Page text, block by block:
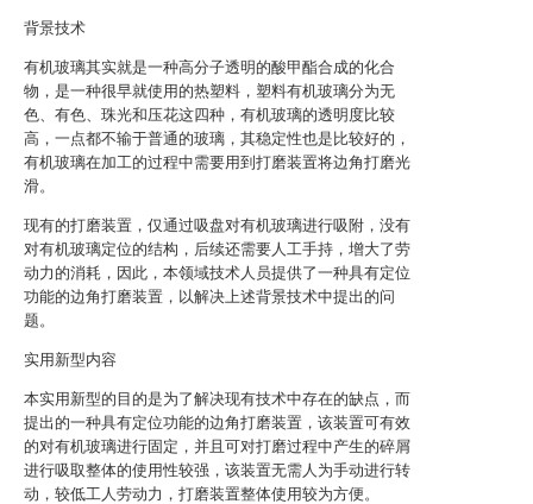
背景技术
有机玻璃其实就是一种高分子透明的酸甲酯合成的化合
物，是一种很早就使用的热塑料，塑料有机玻璃分为无
色、有色、珠光和压花这四种，有机玻璃的透明度比较
高，一点都不输于普通的玻璃，其稳定性也是比较好的，
有机玻璃在加工的过程中需要用到打磨装置将边角打磨光
滑。
现有的打磨装置，仅通过吸盘对有机玻璃进行吸附，没有
对有机玻璃定位的结构，后续还需要人工手持，增大了劳
动力的消耗，因此，本领域技术人员提供了一种具有定位
功能的边角打磨装置，以解决上述背景技术中提出的问
题。
实用新型内容
本实用新型的目的是为了解决现有技术中存在的缺点，而
提出的一种具有定位功能的边角打磨装置，该装置可有效
的对有机玻璃进行固定，并且可对打磨过程中产生的碎屑
进行吸取整体的使用性较强，该装置无需人为手动进行转
动，较低工人劳动力，打磨装置整体使用较为方便。